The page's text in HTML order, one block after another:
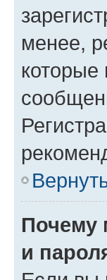
менее,
Почему
и